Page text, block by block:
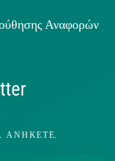
Αναφορών
ΑΝΉΚΕΤΕ.